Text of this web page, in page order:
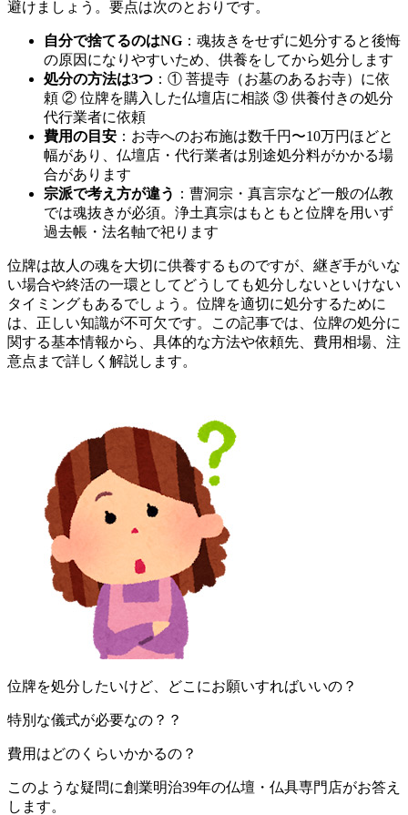
避けましょう。要点は次のとおりです。
自分で捨てるのはNG ：魂抜きをせずに処分すると後悔
の原因になりやすいため、供養をしてから処分します
処分の方法は3つ ：① 菩提寺（お墓のあるお寺）に依
頼 ② 位牌を購入した仏壇店に相談 ③ 供養付きの処分
代行業者に依頼
費用の目安 ：お寺へのお布施は数千円〜10万円ほどと
幅があり、仏壇店・代行業者は別途処分料がかかる場
合があります
宗派で考え方が違う ：曹洞宗・真言宗など一般の仏教
では魂抜きが必須。浄土真宗はもともと位牌を用いず
過去帳・法名軸で祀ります
位牌は故人の魂を大切に供養するものですが、継ぎ手がいな
い場合や終活の一環としてどうしても処分しないといけない
タイミングもあるでしょう。位牌を適切に処分するために
は、正しい知識が不可欠です。この記事では、位牌の処分に
関する基本情報から、具体的な方法や依頼先、費用相場、注
意点まで詳しく解説します。
位牌を処分したいけど、どこにお願いすればいいの？
特別な儀式が必要なの？？
費用はどのくらいかかるの？
このような疑問に創業明治39年の仏壇・仏具専門店がお答え
します。